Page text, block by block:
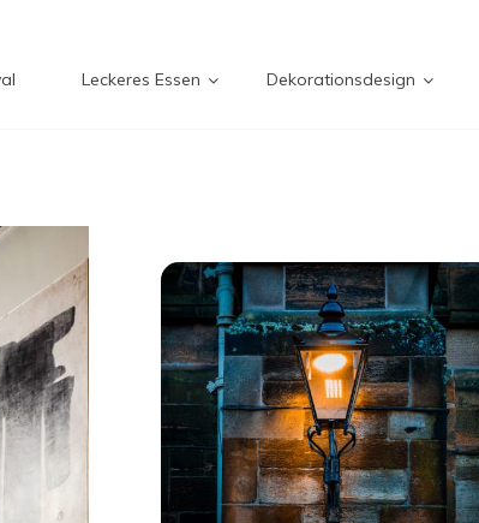
Leckeres Essen Dekorationsdesign